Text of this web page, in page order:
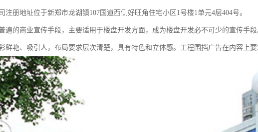
注册地址位于新郑市龙湖镇107国道西侧好旺角住宅小区1号楼1单元4层404号。
遍的商业宣传手段，主要适用于楼盘开发方面，成为楼盘开发必不可少的宣传手段
鲜艳、吸引人，布局要求层次清楚，具有特色和立体感。工程围挡广告在内容上